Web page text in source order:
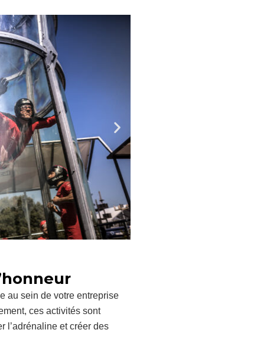
au sein de votre entreprise
ces activités sont
l’adrénaline et créer des